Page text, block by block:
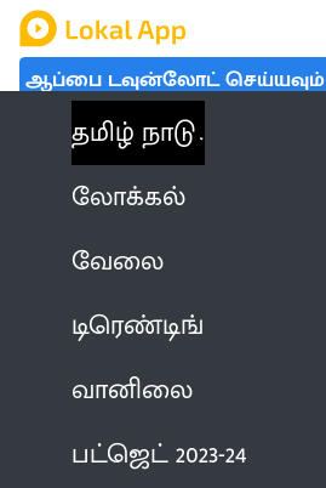
ஆப்பை டவுன்லோட் செய்யவும்
தமிழ் நாடு
லோக்கல்
வேலை
டிரெண்டிங்
வானிலை
பட்ஜெட் 2023-24